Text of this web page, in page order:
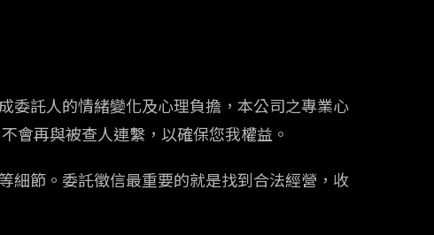
託人的情緒變化及心理負擔，本公司之專業心
會再與被查人連繫，以確保您我權益。
節。委託徵信最重要的就是找到合法經營，收